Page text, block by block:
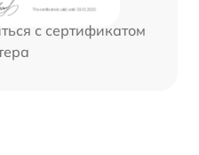
с сертификатом